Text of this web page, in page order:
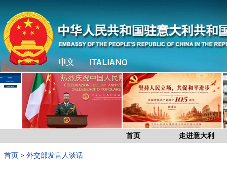
首页 走进意大利
首页 > 外交部发言人谈话